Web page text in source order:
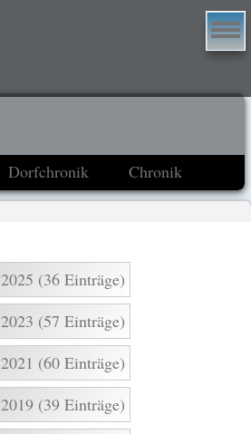
Dorfchronik Chronik
2025 (36 Einträge)
2023 (57 Einträge)
2021 (60 Einträge)
2019 (39 Einträge)